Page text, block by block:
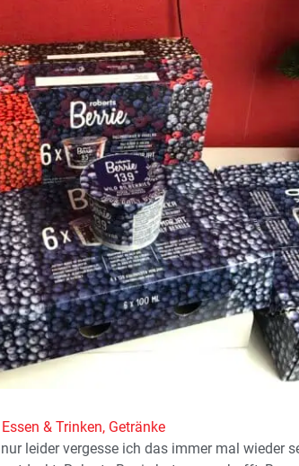
Essen & Trinken, Getränke
leider vergesse ich das immer mal wieder